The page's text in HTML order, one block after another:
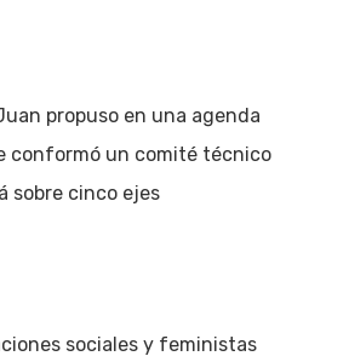
propuso en una agenda
conformó un comité técnico
sobre cinco ejes
sociales y feministas